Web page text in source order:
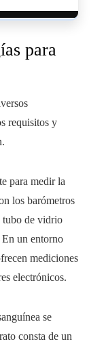
para
requisitos y
para medir la
los barómetros
tubo de vidrio
un entorno
mediciones
electrónicos.
se
consta de un